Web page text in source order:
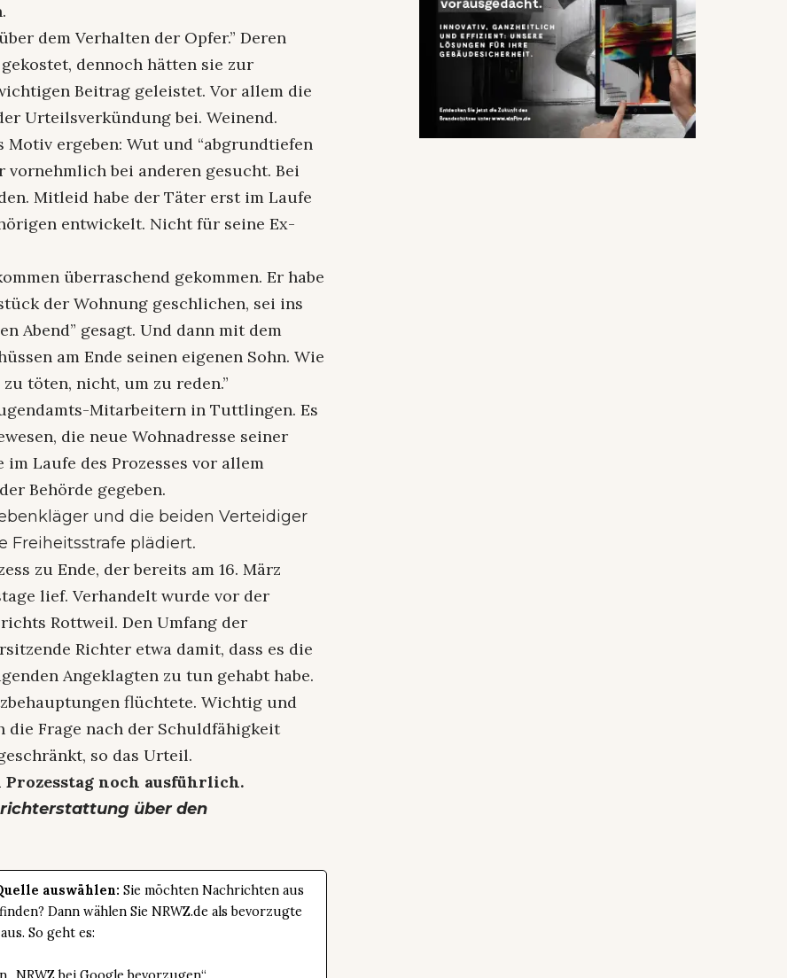
dem Verhalten der Opfer.” Deren
dennoch hätten sie zur
Beitrag geleistet. Vor allem die
Urteilsverkündung bei. Weinend.
Motiv ergeben: Wut und “abgrundtiefen
vornehmlich bei anderen gesucht. Bei
Mitleid habe der Täter erst im Laufe
entwickelt. Nicht für seine Ex-
überraschend gekommen. Er habe
der Wohnung geschlichen, sei ins
Abend” gesagt. Und dann mit dem
am Ende seinen eigenen Sohn. Wie
töten, nicht, um zu reden.”
Mitarbeitern in Tuttlingen. Es
die neue Wohnadresse seiner
Laufe des Prozesses vor allem
Behörde gegeben.
und die beiden Verteidiger
Freiheitsstrafe plädiert.
zu Ende, der bereits am 16. März
lief. Verhandelt wurde vor der
Rottweil. Den Umfang der
Richter etwa damit, dass es die
Angeklagten zu tun gehabt habe.
flüchtete. Wichtig und
Frage nach der Schuldfähigkeit
so das Urteil.
noch ausführlich.
über den
auswählen: Sie möchten Nachrichten aus
Dann wählen Sie NRWZ.de als bevorzugte
So geht es: